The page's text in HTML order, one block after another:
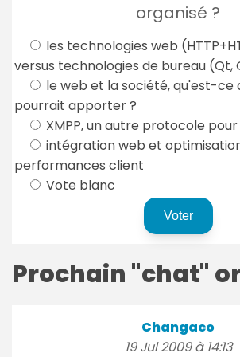
organisé ?
les technologies web
versus technologies de bureau (Qt,
le web et la société, qu'est-ce
pourrait apporter ?
XMPP, un autre protocole
intégration web et
performances client
Vote blanc
Prochain "chat"
Changaco
19 Jul 2009 à 14:13